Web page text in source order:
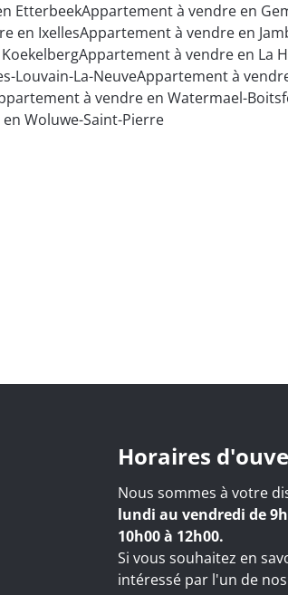
EtterbeekAppartement à vendre en
en IxellesAppartement à vendre en
Appartement à vendre en La
Louvain-La-NeuveAppartement à
à vendre en Watermael-
Woluwe-Saint-Pierre
Horaires
Nous sommes à votre
lundi au vendredi de
10h00 à 12h00.
Si vous souhaitez en
intéressé par l'un de